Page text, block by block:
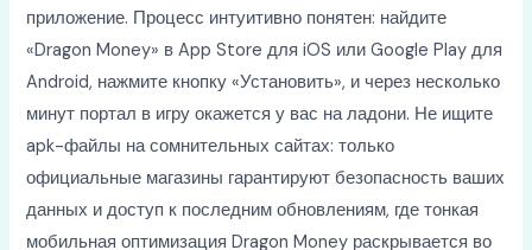
приложение. Процесс интуитивно понятен: найдите
«Dragon Money» в App Store для iOS или Google Play для
Android, нажмите кнопку «Установить», и через несколько
минут портал в игру окажется у вас на ладони. Не ищите
apk-файлы на сомнительных сайтах: только
официальные магазины гарантируют безопасность ваших
данных и доступ к последним обновлениям, где тонкая
мобильная оптимизация Dragon Money раскрывается во